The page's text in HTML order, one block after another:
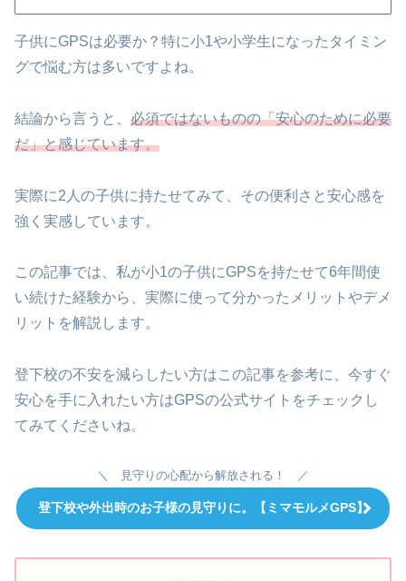
子供にGPSは必要か？特に小1や小学生になったタイミン
グで悩む方は多いですよね。
結論から言うと、 必須ではないものの「安心のために必要
だ」と感じています。
実際に2人の子供に持たせてみて、その便利さと安心感を
強く実感しています。
この記事では、私が小1の子供にGPSを持たせて6年間使
い続けた経験から、実際に使って分かったメリットやデメ
リットを解説します。
登下校の不安を減らしたい方はこの記事を参考に、今すぐ
安心を手に入れたい方はGPSの公式サイトをチェックし
てみてくださいね。
＼ 見守りの心配から解放される！ ／
登下校や外出時のお子様の見守りに。【ミマモルメGPS】